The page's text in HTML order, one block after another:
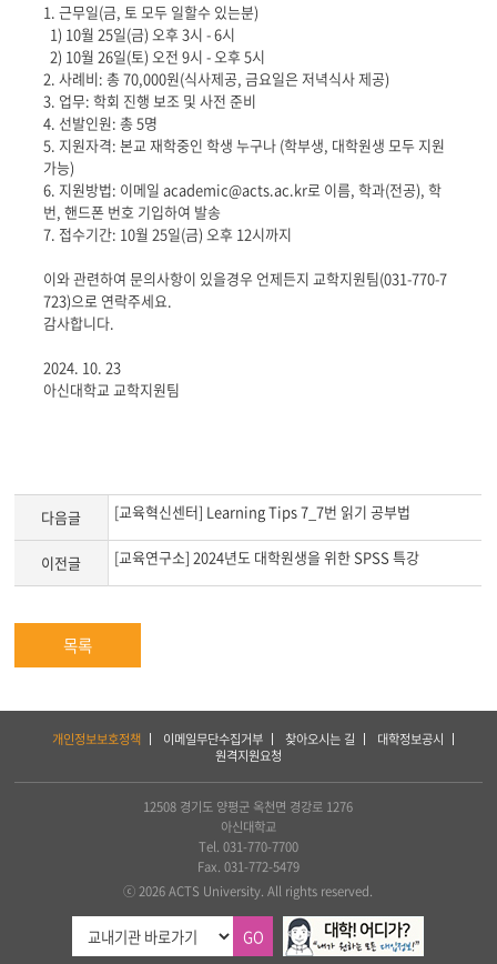
1. 근무일(금, 토 모두 일할수 있는분)
1) 10월 25일(금) 오후 3시 - 6시
2) 10월 26일(토) 오전 9시 - 오후 5시
2. 사례비: 총 70,000원(식사제공, 금요일은 저녁식사 제공)
3. 업무: 학회 진행 보조 및 사전 준비
4. 선발인원: 총 5명
5. 지원자격: 본교 재학중인 학생 누구나 (학부생, 대학원생 모두 지원
가능)
6. 지원방법: 이메일 academic@acts.ac.kr로 이름, 학과(전공), 학
번, 핸드폰 번호 기입하여 발송
7. 접수기간: 10월 25일(금) 오후 12시까지
이와 관련하여 문의사항이 있을경우 언제든지 교학지원팀(031-770-7
723)으로 연락주세요.
감사합니다.
2024. 10. 23
아신대학교 교학지원팀
다음글 [교육혁신센터] Learning Tips 7_7번 읽기 공부법
이전글 [교육연구소] 2024년도 대학원생을 위한 SPSS 특강
목록
개인정보보호정책 이메일무단수집거부 찾아오시는 길
대학정보공시
원격지원요청
12508 경기도 양평군 옥천면 경강로 1276
아신대학교
Tel. 031-770-7700
Fax. 031-772-5479
ⓒ 2026 ACTS University. All rights reserved.
GO